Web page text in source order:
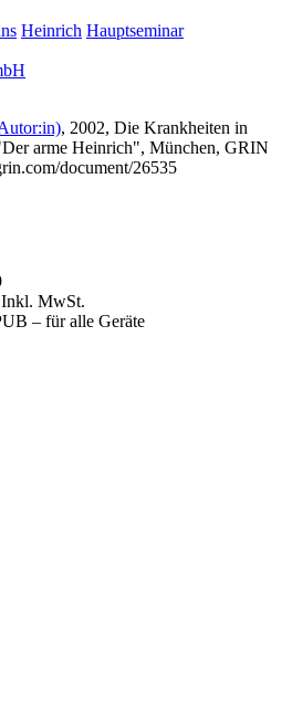
Heinrich Hauptseminar
, 2002, Die Krankheiten in
arme Heinrich", München, GRIN
document/26535
Inkl. MwSt.
– für alle Geräte